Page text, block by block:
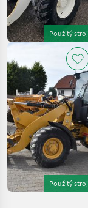
Použitý stroj
Použitý stroj